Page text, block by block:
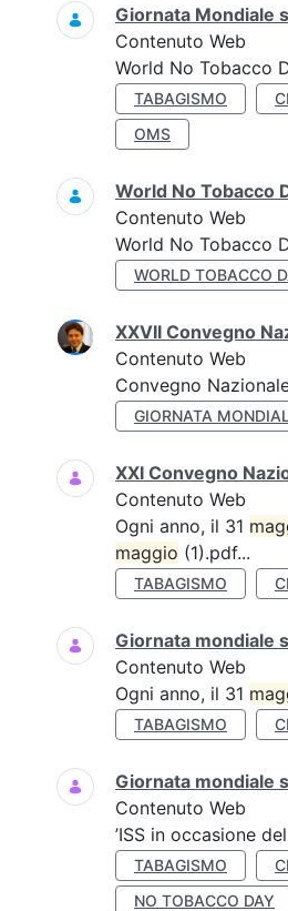
Giornata Mondiale
Contenuto Web
World No Tobacco
TABAGISMO
OMS
World No Tobacco
Contenuto Web
World No Tobacco
WORLD TOBACCO
XXVII Convegno
Contenuto Web
Convegno
GIORNATA
XXI Convegno
Contenuto Web
Ogni anno, il 31
maggio (1).pdf...
TABAGISMO
Giornata mondiale
Contenuto Web
Ogni anno, il 31
TABAGISMO
Giornata mondiale
Contenuto Web
’ISS in occasione
TABAGISMO
NO TOBACCO DAY